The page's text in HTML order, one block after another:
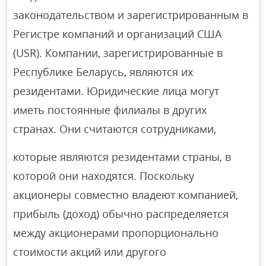
законодательством и зарегистрированным в
Регистре компаний и организаций США
(USR). Компании, зарегистрированные в
Республике Беларусь, являются их
резидентами. Юридические лица могут
иметь постоянные филиалы в других
странах. Они считаются сотрудниками,
которые являются резидентами страны, в
которой они находятся. Поскольку
акционеры совместно владеют компанией,
прибыль (доход) обычно распределяется
между акционерами пропорционально
стоимости акций или другого